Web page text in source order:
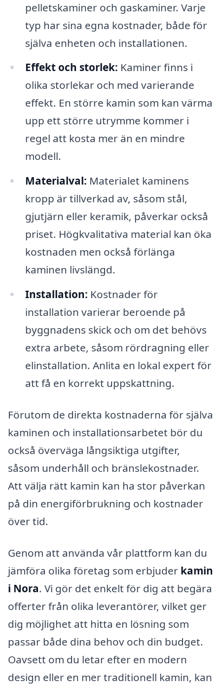
pelletskaminer och gaskaminer. Varje
typ har sina egna kostnader, både för
själva enheten och installationen.
Effekt och storlek: Kaminer finns i
olika storlekar och med varierande
effekt. En större kamin som kan värma
upp ett större utrymme kommer i
regel att kosta mer än en mindre
modell.
Materialval: Materialet kaminens
kropp är tillverkad av, såsom stål,
gjutjärn eller keramik, påverkar också
priset. Högkvalitativa material kan öka
kostnaden men också förlänga
kaminen livslängd.
Installation: Kostnader för
installation varierar beroende på
byggnadens skick och om det behövs
extra arbete, såsom rördragning eller
elinstallation. Anlita en lokal expert för
att få en korrekt uppskattning.
Förutom de direkta kostnaderna för själva
kaminen och installationsarbetet bör du
också överväga långsiktiga utgifter,
såsom underhåll och bränslekostnader.
Att välja rätt kamin kan ha stor påverkan
på din energiförbrukning och kostnader
över tid.
Genom att använda vår plattform kan du
jämföra olika företag som erbjuder kamin
i Nora. Vi gör det enkelt för dig att begära
offerter från olika leverantörer, vilket ger
dig möjlighet att hitta en lösning som
passar både dina behov och din budget.
Oavsett om du letar efter en modern
design eller en mer traditionell kamin, kan